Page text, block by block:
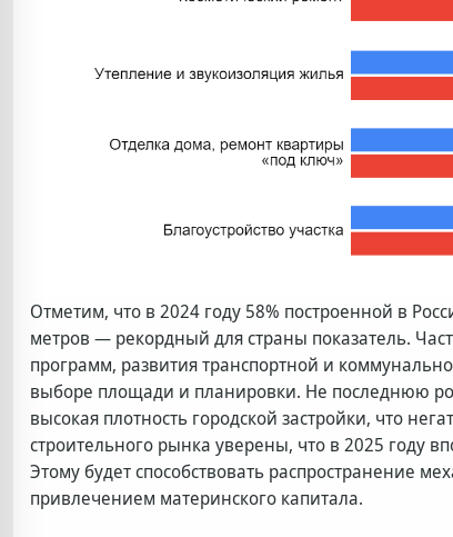
Отметим, что в 2024 году 58% построенной в
метров — рекордный для страны показатель.
программ, развития транспортной и
выборе площади и планировки. Не последнюю
высокая плотность городской застройки, что
строительного рынка уверены, что в 2025 году
Этому будет способствовать распространение
привлечением материнского капитала.